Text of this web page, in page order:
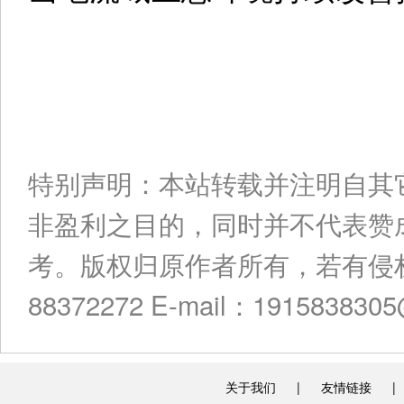
特别声明：本站转载并注明自
非盈利之目的，同时并不代表
考。版权归原作者所有，若有
88372272 E-mail：
关于我们 | 友情链接 |